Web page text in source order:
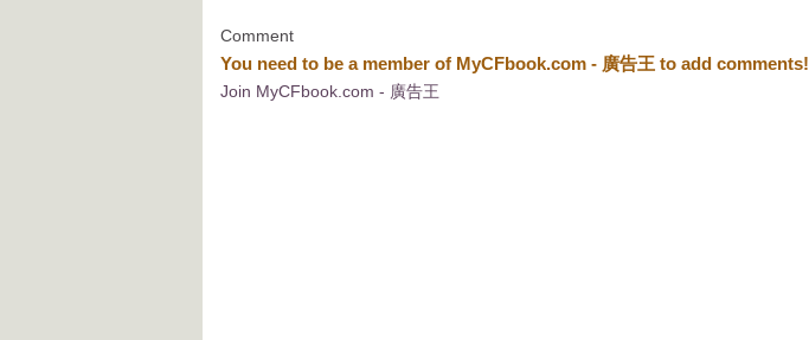
Comment
You need to be a member of MyCFbook.com - 廣告王 to add comments!
Join MyCFbook.com - 廣告王